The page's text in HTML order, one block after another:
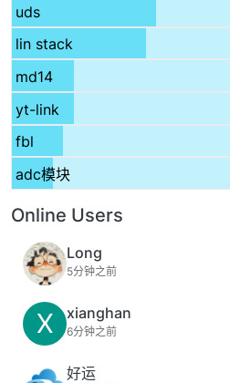
uds
lin stack
md14
yt-link
fbl
adc模块
Online Users
Long
5分钟之前
X xianghan
6分钟之前
好运